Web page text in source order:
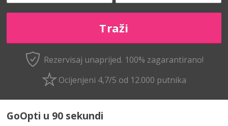
Rezervisaj unaprijed. 100% zagarantirano!
Ocijenjeni 4,7/5 od 12.000 putnika
GoOpti u 90 sekundi